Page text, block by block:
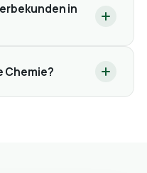
in
Chemie?